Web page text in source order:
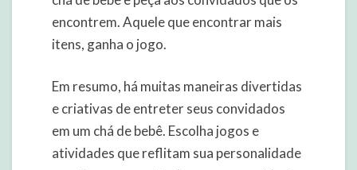
encontrem. Aquele que encontrar mais
itens, ganha o jogo.
Em resumo, há muitas maneiras divertidas
e criativas de entreter seus convidados
em um chá de bebê. Escolha jogos e
atividades que reflitam sua personalidade